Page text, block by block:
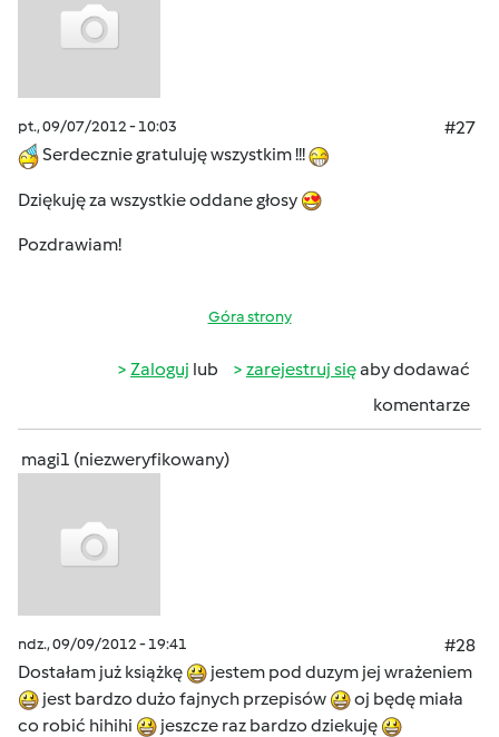
pt., 09/07/2012 - 10:03
#27
Serdecznie gratuluję wszystkim !!!
Dziękuję za wszystkie oddane głosy
Pozdrawiam!
Góra strony
Zaloguj lub zarejestruj sięaby dodawać
komentarze
magi1 (niezweryfikowany)
ndz., 09/09/2012 - 19:41
#28
Dostałam już książkę
jestem pod duzym jej wrażeniem
jest bardzo dużo fajnych przepisów
oj będę miała
co robić hihihi
jeszcze raz bardzo dziekuję